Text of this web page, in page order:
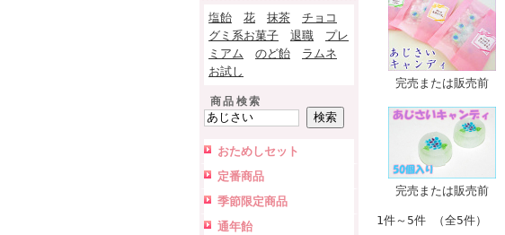
塩飴 花 抹茶
チョコ
グミ系お菓子
退職
プレ
ミアム
のど飴
ラムネ
お試し
商品検索
おためしセット
定番商品
季節限定商品
通年飴
完売または販売前
完売または販売前
1件～5件 （全5件）